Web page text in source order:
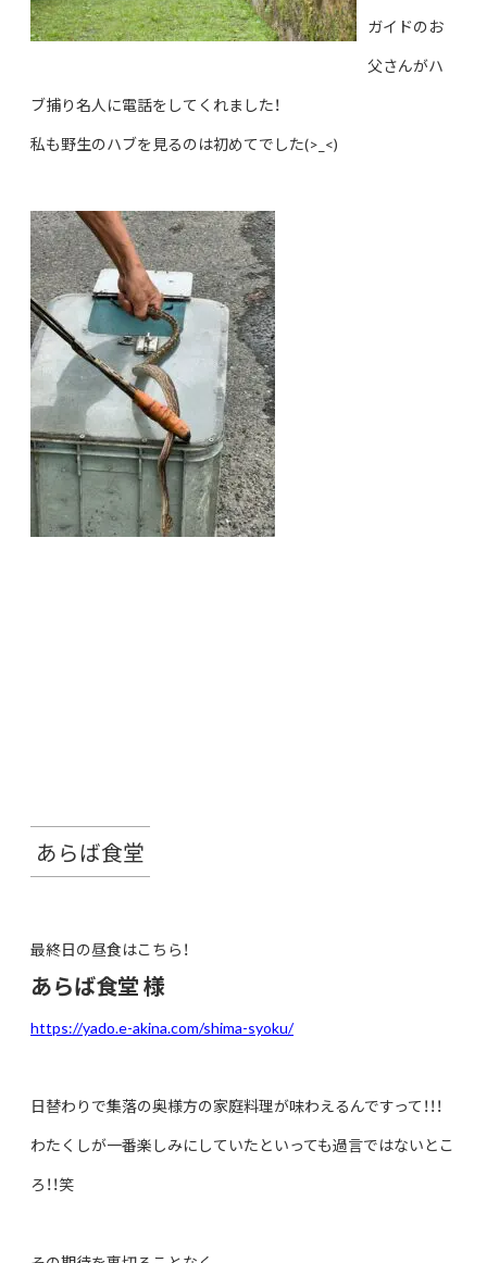
ガイドのお
父さんがハ
ブ捕り名人に電話をしてくれました！
私も野生のハブを見るのは初めてでした(>_<)
あらば食堂
最終日の昼食はこちら！
あらば食堂 様
https://yado.e-akina.com/shima-syoku/
日替わりで集落の奥様方の家庭料理が味わえるんですって！！！
わたくしが一番楽しみにしていたといっても過言ではないとこ
ろ！！笑